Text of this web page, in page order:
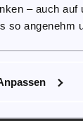
– auch
angenehm
auswirken
auf das
trifft in jedem
auch andere
zu bestimmen.